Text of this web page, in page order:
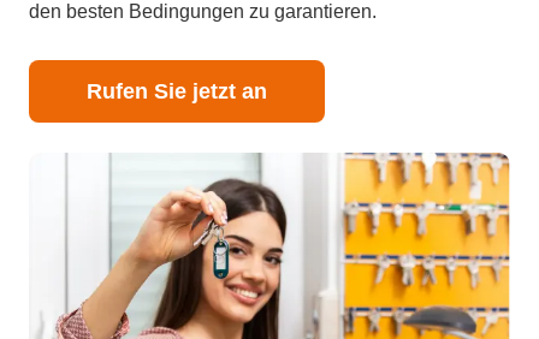
den besten Bedingungen zu garantieren.
Rufen Sie jetzt an